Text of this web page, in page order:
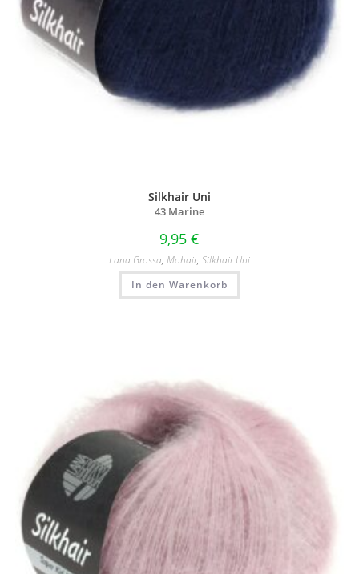
Silkhair Uni
43 Marine
9,95 €
Lana Grossa, Mohair, Silkhair Uni
In den Warenkorb